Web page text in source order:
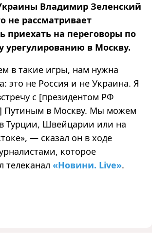
Владимир Зеленский
не рассматривает
приехать на переговоры по
урегулированию в Москву.
в такие игры, нам нужна
это не Россия и не Украина. Я
с [президентом РФ
Путиным в Москву. Мы можем
в Турции, Швейцарии или на
— сказал он в ходе
которое
телеканал «Новини. Live».